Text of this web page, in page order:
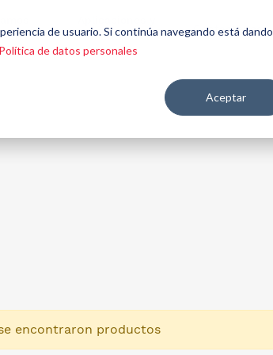
de usuario. Si continúa navegando está dando
Política de datos personales
Aceptar
mercados
Contáctenos
encontraron productos